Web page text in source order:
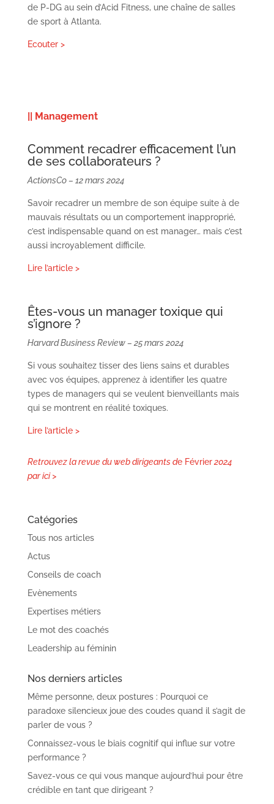
de P-DG au sein d’Acid Fitness, une chaîne de salles
de sport à Atlanta.
Ecouter >
|| Management
Comment recadrer efficacement l’un
de ses collaborateurs ?
ActionsCo – 12 mars 2024
Savoir recadrer un membre de son équipe suite à de
mauvais résultats ou un comportement inapproprié,
c’est indispensable quand on est manager… mais c’est
aussi incroyablement difficile.
Lire l’article >
Êtes-vous un manager toxique qui
s’ignore ?
Harvard Business Review – 25 mars 2024
Si vous souhaitez tisser des liens sains et durables
avec vos équipes, apprenez à identifier les quatre
types de managers qui se veulent bienveillants mais
qui se montrent en réalité toxiques.
Lire l’article >
Retrouvez la revue du web dirigeants de Février2024
par ici >
Catégories
Tous nos articles
Actus
Conseils de coach
Evènements
Expertises métiers
Le mot des coachés
Leadership au féminin
Nos derniers articles
Même personne, deux postures : Pourquoi ce
paradoxe silencieux joue des coudes quand il s’agit de
parler de vous ?
Connaissez-vous le biais cognitif qui influe sur votre
performance ?
Savez-vous ce qui vous manque aujourd’hui pour être
crédible en tant que dirigeant ?